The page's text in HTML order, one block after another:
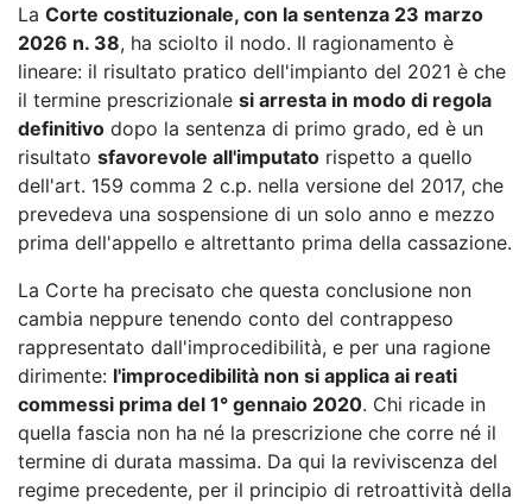
La Corte costituzionale, con la sentenza 23 marzo
2026 n. 38, ha sciolto il nodo. Il ragionamento è
lineare: il risultato pratico dell'impianto del 2021 è che
il termine prescrizionale si arresta in modo di regola
definitivo dopo la sentenza di primo grado, ed è un
risultato sfavorevole all'imputato rispetto a quello
dell'art. 159 comma 2 c.p. nella versione del 2017, che
prevedeva una sospensione di un solo anno e mezzo
prima dell'appello e altrettanto prima della cassazione.
La Corte ha precisato che questa conclusione non
cambia neppure tenendo conto del contrappeso
rappresentato dall'improcedibilità, e per una ragione
dirimente: l'improcedibilità non si applica ai reati
commessi prima del 1° gennaio 2020. Chi ricade in
quella fascia non ha né la prescrizione che corre né il
termine di durata massima. Da qui la reviviscenza del
regime precedente, per il principio di retroattività della